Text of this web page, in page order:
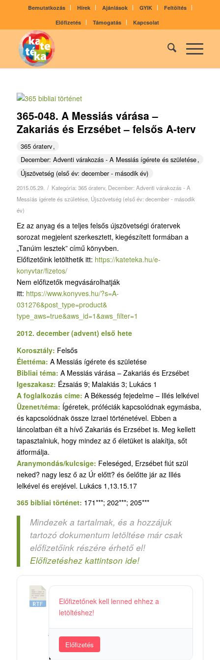
Bemutatkozás Hírek Ajánlások GYIK
Feltöltés
Előfizetés
Támogatás Kapcsolat
365-048. A Messiás várása –
Zakariás és Erzsébet – felsős A-terv
365 óraterv
December: Adventi várakozás - A Messiás ígérete és születése
Újszövetség (első év: december - második év)
2015.05.29. / Kategória: 365 óraterv, December: Adventi várakozás - A
Messiás ígérete és születése, Újszövetség (első év: december - második
év)
Ez az anyag és a teljes felsős újszövetségi óratervek
sorozat megjelent szerkesztett, kiegészített formában a
„Tanúim lesztek” című könyvben.
Előfizetőink letölthetik itt: https://kateteka.hu/e-
konyvtar/fizetos/
Nem előfizetők megvásárolhatják
itt: https://www.konyves.hu/?s=A-
031276&post_type=product&
type_aws=true&aws_id=1&aws_ filter=1
2012. december (advent) első hete
Korosztály: Felsős
Élettéma: A Messiás ígérete és születése
Bibliai téma: A Messiás várása – Zakariás és Erzsébet
Igeszakasz: Ézsaiás 9; Malakiás 3; Lukács 1
A foglalkozás címe: A Békesség fejedelme – Illés lelkével
Üzenet/téma: Ígéretek, próféciák kapcsolódnak egymásba,
és kapcsolódnak össze Izrael történetével. Ebben a
láncolatban élt a hívő Zakariás és Erzsébet is. Meg kellett
tapasztalniuk, hogy mindez az ő életüket is alakítja, sőt
átformálja.
Aranymondás/kulcsige: Feleséged, Erzsébet fiút szül
neked? nagy lesz ő az Úr előtt? és őelőtte jár az Illés
lelkével és erejével. Lukács 1,13.15.17
365 bibliai történet: 171***; 202***; 205***
Mindezek a tartalmak, és a hozzájuk
tartozó dokumentum letöltése már csak
előfizetőink részére érhető el!
Előfizetéshez kattintson ide!
4
_
M
Előfizetőnek kell lenned ehhez a
letöltéshez!
Előfizetés